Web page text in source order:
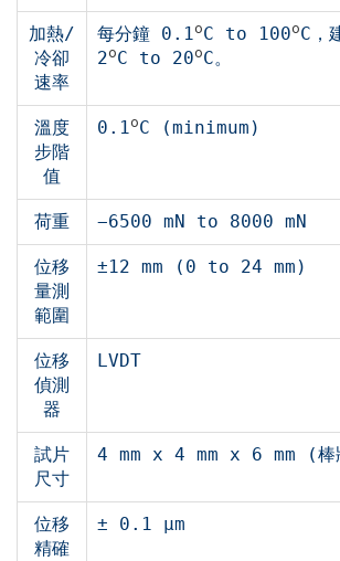
加熱/
冷卻
速率
每分鐘 0.1oC to 100oC，
2oC to 20oC。
溫度
步階
值
0.1oC (minimum)
荷重 −6500 mN to 8000 mN
位移
量測
範圍
±12 mm (0 to 24 mm)
位移
偵測
器
LVDT
試片
尺寸
4 mm x 4 mm x 6 mm (棒
位移
精確
± 0.1 μm